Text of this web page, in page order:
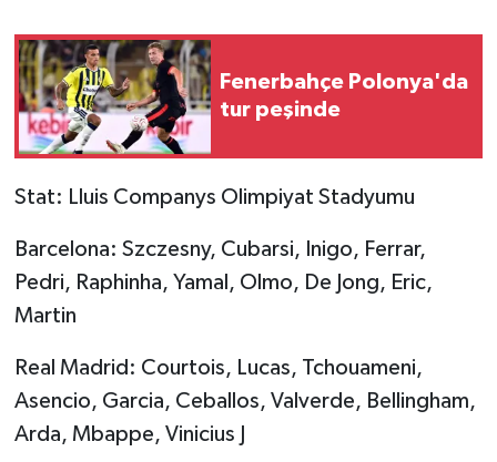
Fenerbahçe Polonya'da
tur peşinde
Stat: Lluis Companys Olimpiyat Stadyumu
Barcelona: Szczesny, Cubarsi, Inigo, Ferrar,
Pedri, Raphinha, Yamal, Olmo, De Jong, Eric,
Martin
Real Madrid: Courtois, Lucas, Tchouameni,
Asencio, Garcia, Ceballos, Valverde, Bellingham,
Arda, Mbappe, Vinicius J